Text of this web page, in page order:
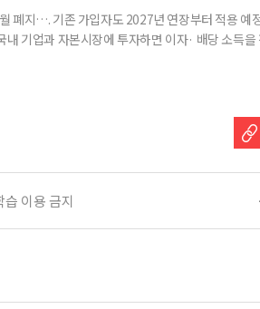
폐지…. 기존 가입자도 2027년 연장부터 적용 예
내 기업과 자본시장에 투자하면 이자· 배당 소득을
이용 금지